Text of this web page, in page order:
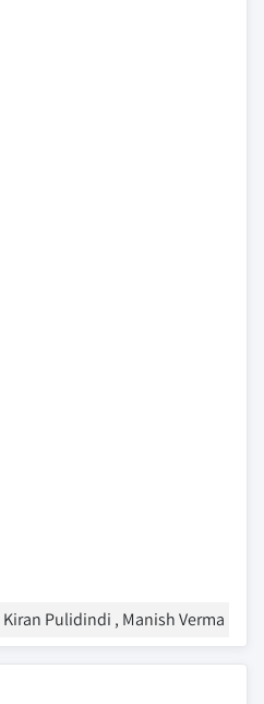
Kiran Pulidindi , Manish Verma